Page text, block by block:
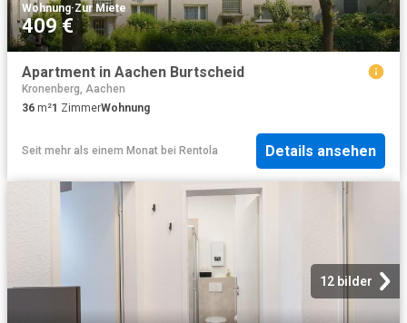
Wohnung·Zur Miete
409 €
Apartment in Aachen Burtscheid
Kronenberg, Aachen
36 m²1 ZimmerWohnung
Seit mehr als einem Monat bei Rentola Details ansehen
12 bilder